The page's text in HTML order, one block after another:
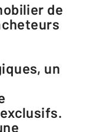
un